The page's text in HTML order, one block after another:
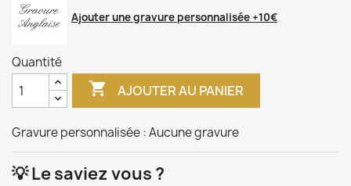
Ajouter une gravure personnalisée +10€
Quantité
 AJOUTER AU PANIER
Gravure personnalisée : Aucune gravure
💡 Le saviez vous ?